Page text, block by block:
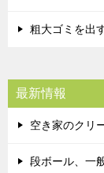
粗大ゴミを出
最新情報
空き家のクリ
段ボール、一